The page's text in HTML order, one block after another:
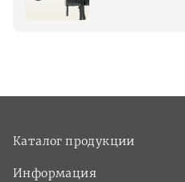
Каталог продукции
Информация